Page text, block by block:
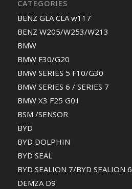
CATEGORIES
BENZ GLA CLA w117
BENZ W205/W253/W213
BMW
BMW F30/G20
BMW SERIES 5 F10/G30
BMW SERIES 6 / SERIES 7
BMW X3 F25 G01
BSM /SENSOR
BYD
BYD DOLPHIN
BYD SEAL
BYD SEALION 7/BYD SEALION 6
DEMZA D9